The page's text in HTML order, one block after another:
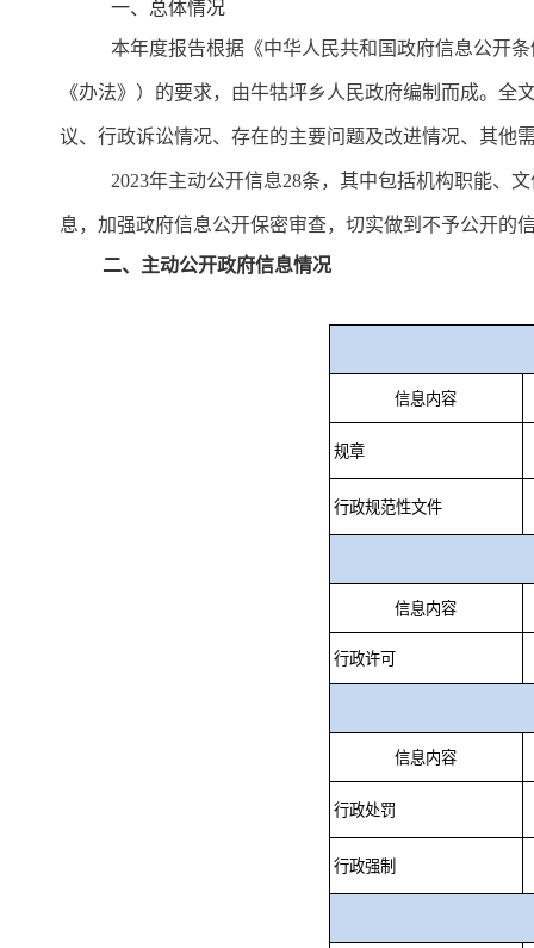
一、总体情况
本年度报告根据《中华人民共和国政府信息公开
《办法》）的要求，由牛牯坪乡人民政府编制而成。全
议、行政诉讼情况、存在的主要问题及改进情况、其他
2023年主动公开信息28条，其中包括机构职能、
息，加强政府信息公开保密审查，切实做到不予公开的
二、主动公开政府信息情况
信息内容
规章
行政规范性文件
信息内容
行政许可
信息内容
行政处罚
行政强制